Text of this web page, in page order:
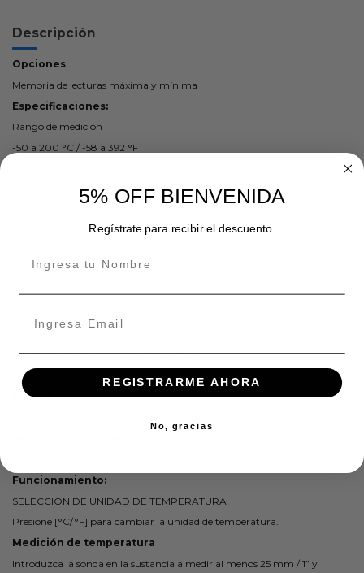
Descripción
Opciones:
Memoria de lecturas máxima y mínima
Especificaciones:
Rango de medición
-50 a 200 °C / -58 a 392 °F
±1 °C entre -19,9 y 119,9 °C
±1,8 °F entre -3,8 °F y 183,8 °F
Resolución de pantalla:
0,1°
Grado de protección contra el agua
IP65
Batería
Funcionamiento:
SELECCIÓN DE UNIDAD DE TEMPERATURA
Presione [°C/°F] para cambiar la unidad de temperatura.
Medición de temperatura
Introduzca la sonda en la sustancia a medir al menos 25 mm / 1” y
5% OFF BIENVENIDA
Regístrate para recibir el descuento.
REGISTRARME AHORA
No, gracias